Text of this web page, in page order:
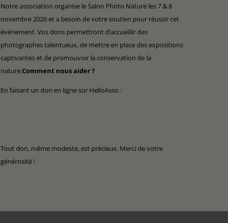
Notre association organise le Salon Photo Nature les 7 & 8
novembre 2026 et a besoin de votre soutien pour réussir cet
événement. Vos dons permettront d’accueillir des
photographes talentueux, de mettre en place des expositions
captivantes et de promouvoir la conservation de la
nature.Comment nous aider ?
En faisant un don en ligne sur HelloAsso :
Tout don, même modeste, est précieux. Merci de votre
générosité !